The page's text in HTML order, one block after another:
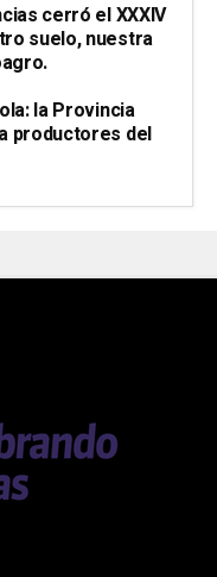
cerró el XXXIV
suelo, nuestra
la Provincia
productores del